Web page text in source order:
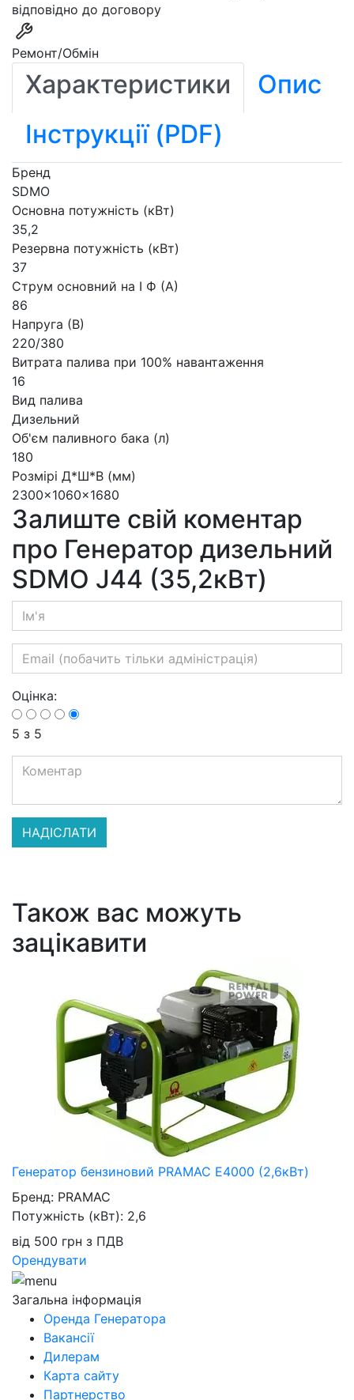
відповідно до договору
Ремонт/Обмін
Характеристики
Опис
Інструкції (PDF)
Бренд
SDMO
Основна потужність (кВт)
35,2
Резервна потужність (кВт)
37
Струм основний на I Ф (А)
86
Напруга (В)
220/380
Витрата палива при 100% навантаження
16
Вид палива
Дизельний
Об'єм паливного бака (л)
180
Розмірі Д*Ш*В (мм)
2300x1060x1680
Залиште свій коментар
про Генератор дизельний
SDMO J44 (35,2кВт)
Оцінка:
5 з 5
Також вас можуть
зацікавити
Генератор бензиновий PRAMAC E4000 (2,6кВт)
Бренд: PRAMAC
Потужність (кВт): 2,6
від 500 грн з ПДВ
Орендувати
Загальна інформація
Оренда Генератора
Вакансії
Дилерам
Карта сайту
Партнерство